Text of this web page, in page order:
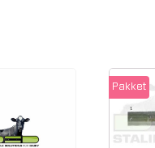
Pakket